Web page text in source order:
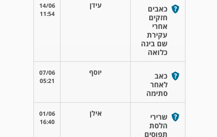
כאבים
חזקים
אחרי
עקירת
שם בינה
כלואה
עידן
14/06
11:54
כאב
לאחר
סתימה
יוסף
07/06
05:21
שרירי
הלסת
תפוסים
אילן
01/06
16:40